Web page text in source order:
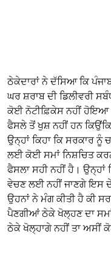
ਠੇਕੇਦਾਰਾਂ ਨੇ ਦੱਸਿਆ ਕਿ
ਘਰ ਸ਼ਰਾਬ ਦੀ ਡਿਲੀਵਰੀ
ਕੋਈ ਨੋਟੀਫ਼ਿਕੇਸ ਨਹੀਂ
ਫੈਸਲੇ ਤੋਂ ਖੁਸ਼ ਨਹੀਂ ਹਨ ਕਿਉਂਕਿ
ਉਨ੍ਹਾਂ ਕਿਹਾ ਕਿ ਸਰਕਾਰ ਨੂੰ
ਲਈ ਕੋਈ ਸਮਾਂ ਨਿਸ਼ਚਿਤ ਕਰਨ
ਫੈਸਲਾ ਸਹੀ ਨਹੀਂ ਹੈ।
ਵੇਚਣ ਲਈ ਨਹੀਂ ਜਾਣਗੇ ਇਸ ਦੇ
ਉਹਨਾਂ ਨੇ ਮੰਗ ਕੀਤੀ ਹੈ ਕੀ
ਪੈਣਗੀਆਂ ਠੇਕੇ ਖੋਲ੍ਹਣ ਦਾ
ਠੇਕੇ ਖੋਲ੍ਹਾਗੇ ਨਹੀਂ ਤਾ ਅਸੀਂ